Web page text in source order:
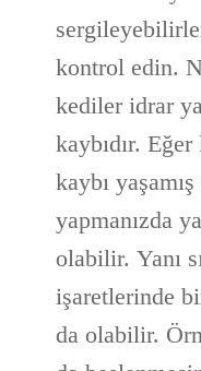
kontrol edin.
kediler idrar
kaybıdır.
kaybı
yapmanızda
olabilir. Yanı
işaretlerinde
da olabilir.